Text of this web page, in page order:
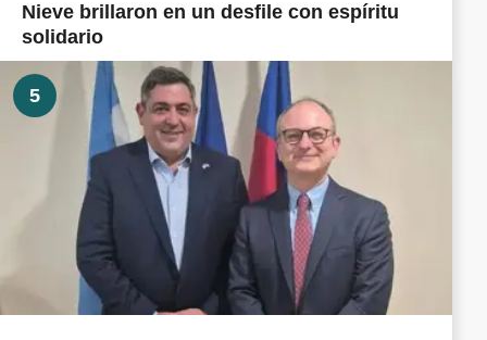
Nieve brillaron en un desfile con espíritu
solidario
5